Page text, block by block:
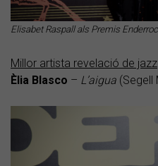
Elisabet Raspall als Premis
Millor artista revelació de jazz
Èlia Blasco – L’aigua (Segell